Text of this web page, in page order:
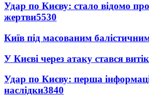
Удар по Києву: стало відомо
жертви5530
Київ під масованим
У Києві через атаку стався
Удар по Києву: перша
наслідки3840